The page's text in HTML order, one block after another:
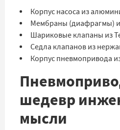
Корпус насоса из
Мембраны (диафрагмы)
Шариковые клапаны из
Седла клапанов из
Корпус пневмопривода
шедевр
мысли